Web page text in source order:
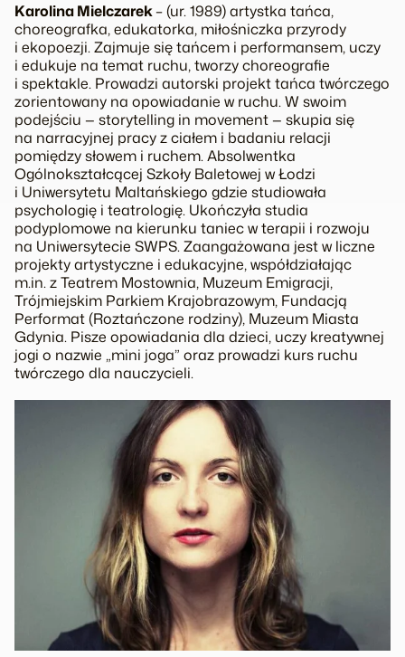
Karolina Mielczarek– (ur. 1989) artystka tańca,
choreografka, edukatorka, miłośniczka przyrody
i ekopoezji. Zajmuje się tańcem i performansem, uczy
i edukuje na temat ruchu, tworzy choreografie
i spektakle. Prowadzi autorski projekt tańca twórczego
zorientowany na opowiadanie w ruchu. W swoim
podejściu — storytelling in movement— skupia się
na narracyjnej pracy z ciałem i badaniu relacji
pomiędzy słowem i ruchem. Absolwentka
Ogólnokształcącej Szkoły Baletowej w Łodzi
i Uniwersytetu Maltańskiego gdzie studiowała
psychologię i teatrologię. Ukończyła studia
podyplomowe na kierunku taniec w terapii i rozwoju
na Uniwersytecie SWPS. Zaangażowana jest w liczne
projekty artystyczne i edukacyjne, współdziałając
m.in. z Teatrem Mostownia, Muzeum Emigracji,
Trójmiejskim Parkiem Krajobrazowym, Fundacją
Performat (Roztańczone rodziny), Muzeum Miasta
Gdynia. Pisze opowiadania dla dzieci, uczy kreatywnej
jogi o nazwie „mini joga” oraz prowadzi kurs ruchu
twórczego dla nauczycieli.